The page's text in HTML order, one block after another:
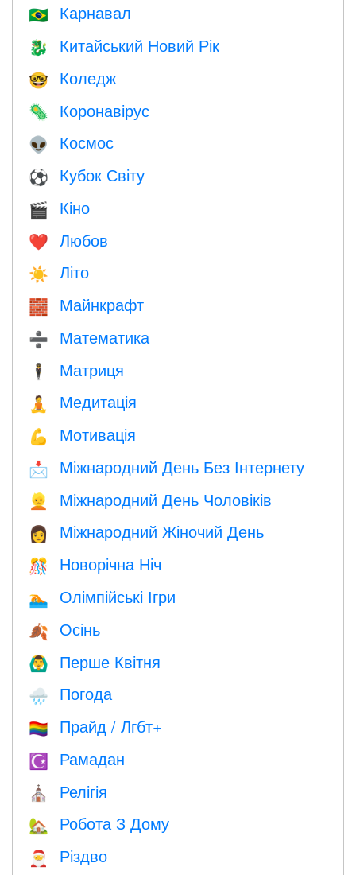
🇧🇷 Карнавал
🐉 Китайський Новий Рік
🤓 Коледж
🦠 Коронавірус
👽 Космос
⚽ Кубок Світу
🎬 Кіно
❤️️ Любов
☀️ Літо
🧱 Майнкрафт
➗ Математика
🕴️ Матриця
🧘 Медитація
💪 Мотивація
📩 Міжнародний День Без Інтернету
👱 Міжнародний День Чоловіків
👩 Міжнародний Жіночий День
🎊 Новорічна Ніч
🏊 Олімпійські Ігри
🍂 Осінь
🙆‍♂️ Перше Квітня
🌧 Погода
🏳️‍🌈 Прайд / Лгбт+
☪️ Рамадан
⛪️ Релігія
🏡 Робота З Дому
🎅 Різдво